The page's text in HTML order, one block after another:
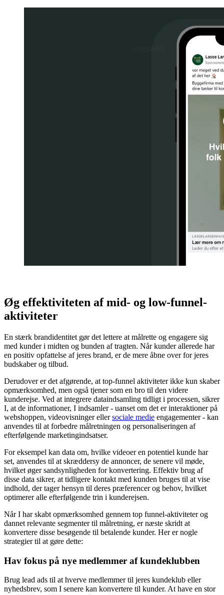
relaterer til jeres indhold. Dette kan engagere besøgende yderligere
Øg effektiviteten af mid- og low-funnel-
aktiviteter
En stærk brandidentitet gør det lettere at målrette og engagere sig
med kunder i midten og bunden af tragten. Når kunder allerede har
budskaber og tilbud.
Derudover er det afgørende, at top-funnel aktiviteter ikke kun skaber
opmærksomhed, men også tjener som en bro til den videre
kunderejse. Ved at integrere dataindsamling tidligt i processen, sikrer
I, at de informationer, I indsamler - uanset om det er interaktioner på
webshoppen, videovisninger eller
efterfølgende marketingindsatser.
For eksempel kan data om, hvilke videoer en potentiel kunde har
set, anvendes til at skræddersy de annoncer, de senere vil møde,
hvilket øger sandsynligheden for konvertering. Effektiv brug af
disse data sikrer, at tidligere kontakt med kunden bruges til at vise
optimerer alle efterfølgende trin i kunderejsen.
Når I har skabt opmærksomhed gennem top funnel-aktiviteter og
dannet relevante segmenter til målretning, er næste skridt at
strategier til at gøre dette:
Hav fokus på nye medlemmer af kundeklubben